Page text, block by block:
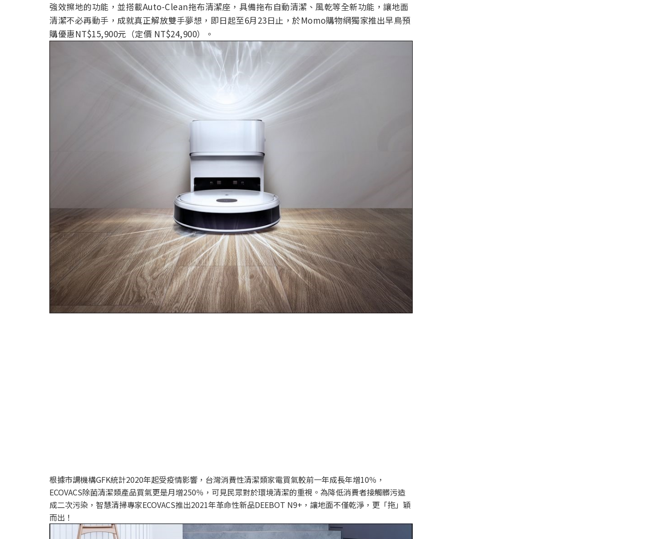
強效擦地的功能，並搭載Auto-Clean拖布清潔座，具備拖布自動清潔、風乾等全新功能，讓地面
清潔不必再動手，成就真正解放雙手夢想，即日起至6月23日止，於Momo購物網獨家推出早鳥預
購優惠NT$15,900元（定價 NT$24,900）。
根據市調機構GFK統計2020年起受疫情影響，台灣消費性清潔類家電買氣較前一年成長年增10％，
ECOVACS除菌清潔類產品買氣更是月增250％，可見民眾對於環境清潔的重視。為降低消費者接觸髒污造
成二次污染，智慧清掃專家ECOVACS推出2021年革命性新品DEEBOT N9+，讓地面不僅乾淨，更「拖」穎
而出！